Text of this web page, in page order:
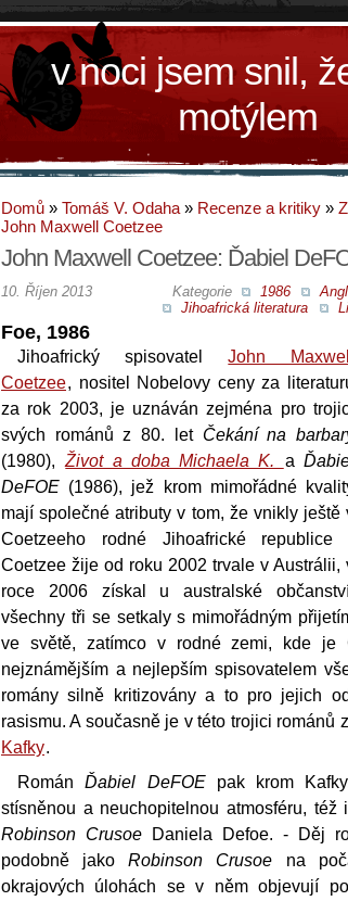
v noci jsem snil,
motýlem
Domů » Tomáš V. Odaha » Recenze a kritiky »
John Maxwell Coetzee
John Maxwell Coetzee: Ďabiel
Kategorie 1986
Jihoafrická literatura
10. Říjen 2013
Foe, 1986
Jihoafrický spisovatel John Maxwell
Coetzee, nositel Nobelovy ceny za
za rok 2003, je uznáván zejména pro
svých románů z 80. let Čekání na
(1980), Život a doba Michaela K. a
DeFOE (1986), jež krom mimořádné
mají společné atributy v tom, že vnikly ještě
Coetzeeho rodné Jihoafrické republice
Coetzee žije od roku 2002 trvale v Austrálii,
roce 2006 získal u australské
všechny tři se setkaly s mimořádným
ve světě, zatímco v rodné zemi, kde je
nejznámějším a nejlepším spisovatelem
romány silně kritizovány a to pro jejich
rasismu. A současně je v této trojici románů
Kafky.
RománĎabiel DeFOEpak krom
stísněnou a neuchopitelnou atmosféru, též
Robinson Crusoe Daniela Defoe. - Děj
podobně jakoRobinson Crusoe na
okrajových úlohách se v něm objevují